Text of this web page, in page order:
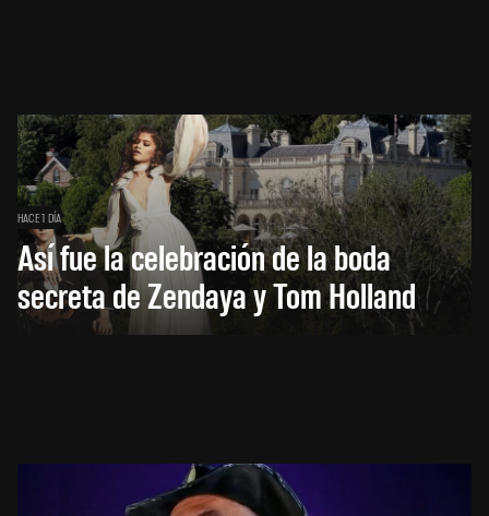
HACE 1 DÍA
Así fue la celebración de la boda
secreta de Zendaya y Tom Holland